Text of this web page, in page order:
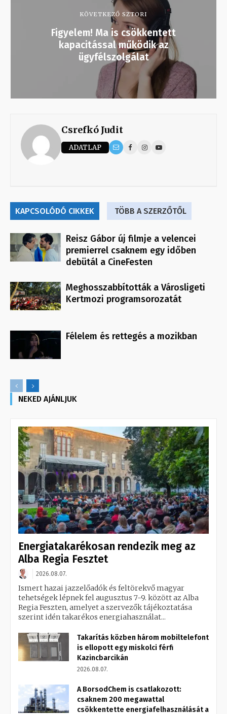
KÖVETKEZŐ SZTORI
Figyelem! Ma is csökkentett
kapacitással működik az
ügyfélszolgálat
Csrefkó Judit
ADATLAP
KAPCSOLÓDÓ CIKKEK TÖBB A SZERZŐTŐL
Reisz Gábor új filmje a velencei
premierrel csaknem egy időben
debütál a CineFesten
Meghosszabbították a Városligeti
Kertmozi programsorozatát
Félelem és rettegés a mozikban
NEKED AJÁNLJUK
Energiatakarékosan rendezik meg az
Alba Regia Fesztet
2026.08.07.
Ismert hazai jazzelőadók és feltörekvő magyar
tehetségek lépnek fel augusztus 7-9. között az Alba
Regia Feszten, amelyet a szervezők tájékoztatása
szerint idén takarékos energiahasználat...
Takarítás közben három mobiltelefont
is ellopott egy miskolci férfi
Kazincbarcikán
2026.08.07.
A BorsodChem is csatlakozott:
csaknem 200 megawattal
csökkentette energiafelhasználását a